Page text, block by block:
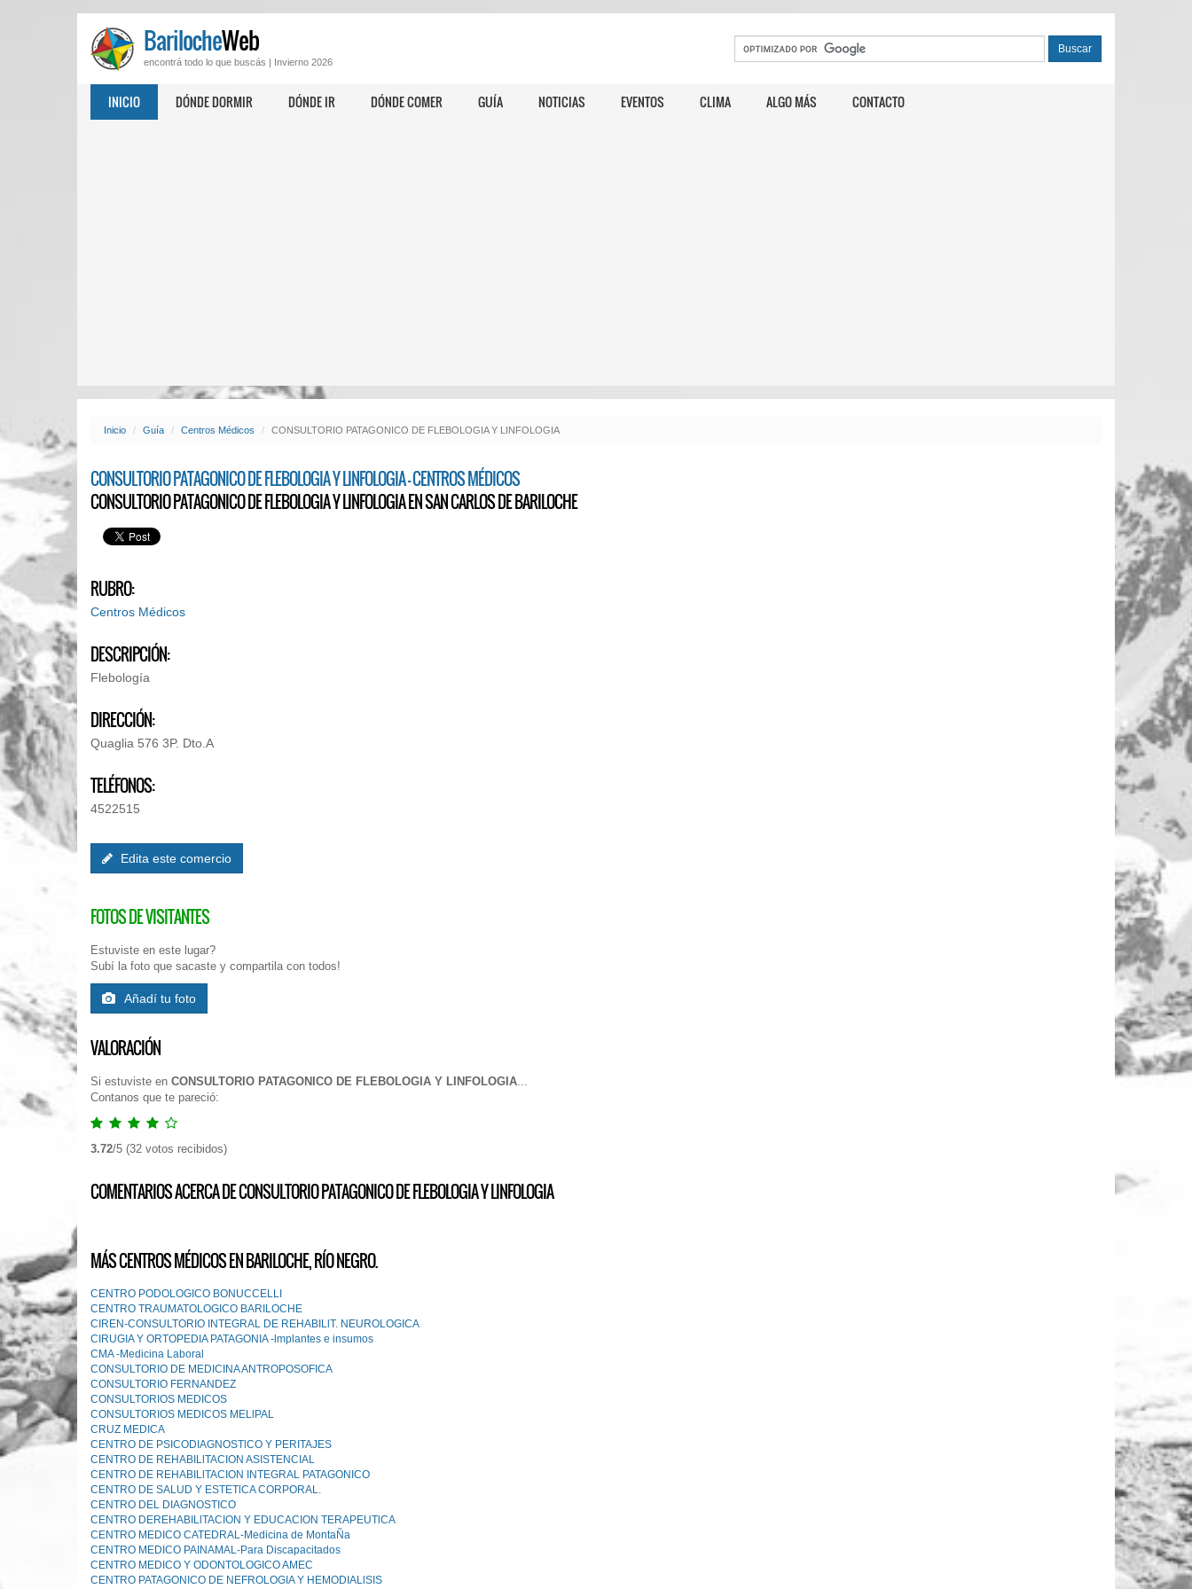
BarilocheWeb
encontrá todo lo que buscás | Invierno 2026
INICIO DÓNDE DORMIR DÓNDE IR DÓNDE COMER GUÍA NOTICIAS EVENTOS CLIMA ALGO MÁS CONTACTO
Inicio Guía Centros Médicos CONSULTORIO PATAGONICO DE FLEBOLOGIA Y LINFOLOGIA
CONSULTORIO PATAGONICO DE FLEBOLOGIA Y LINFOLOGIA - CENTROS MÉDICOS
CONSULTORIO PATAGONICO DE FLEBOLOGIA Y LINFOLOGIA EN SAN CARLOS DE BARILOCHE
RUBRO:
Centros Médicos
DESCRIPCIÓN:
Flebología
DIRECCIÓN:
Quaglia 576 3P. Dto.A
TELÉFONOS:
4522515
Edita este comercio
FOTOS DE VISITANTES
Estuviste en este lugar?
Subí la foto que sacaste y compartila con todos!
Añadí tu foto
VALORACIÓN
Si estuviste en CONSULTORIO PATAGONICO DE FLEBOLOGIA Y LINFOLOGIA...
Contanos que te pareció:
3.72/5 (32 votos recibidos)
COMENTARIOS ACERCA DE CONSULTORIO PATAGONICO DE FLEBOLOGIA Y LINFOLOGIA
MÁS CENTROS MÉDICOS EN BARILOCHE, RÍO NEGRO.
CENTRO PODOLOGICO BONUCCELLI
CENTRO TRAUMATOLOGICO BARILOCHE
CIREN-CONSULTORIO INTEGRAL DE REHABILlT. NEUROLOGICA
CIRUGIA Y ORTOPEDIA PATAGONIA -lmplantes e insumos
CMA -Medicina Laboral
CONSULTORIO DE MEDICINA ANTROPOSOFICA
CONSULTORIO FERNANDEZ
CONSULTORIOS MEDICOS
CONSULTORIOS MEDICOS MELlPAL
CRUZ MEDICA
CENTRO DE PSICODIAGNOSTlCO Y PERITAJES
CENTRO DE REHABILlTACION ASISTENCIAL
CENTRO DE REHABILlTACION INTEGRAL PATAGONICO
CENTRO DE SALUD Y ESTETlCA CORPORAL.
CENTRO DEL DIAGNOSTICO
CENTRO DEREHABILlTACION Y EDUCACION TERAPEUTlCA
CENTRO MEDICO CATEDRAL-Medicina de MontaÑa
CENTRO MEDICO PAINAMAL-Para Discapacitados
CENTRO MEDICO Y ODONTOLOGICO AMEC
CENTRO PATAGONICO DE NEFROLOGIA Y HEMODIALlSIS